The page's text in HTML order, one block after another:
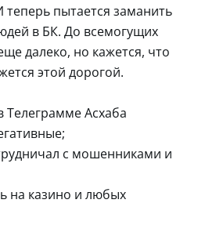
теперь пытается заманить
в БК. До всемогущих
далеко, но кажется, что
этой дорогой.
Телеграмме Асхаба
с мошенниками и
на казино и любых